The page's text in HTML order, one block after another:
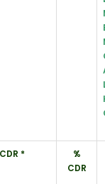
CDR *
%
CDR